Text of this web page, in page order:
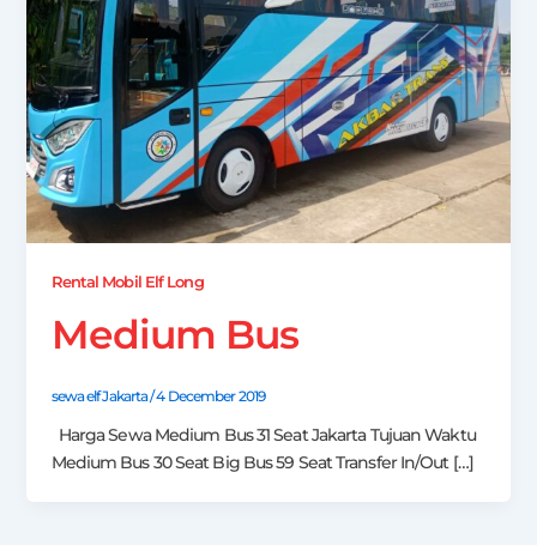
Rental Mobil Elf Long
Medium Bus
sewa elf Jakarta/4 December 2019
Harga Sewa Medium Bus 31 Seat Jakarta Tujuan Waktu
Medium Bus 30 Seat Big Bus 59 Seat Transfer In/Out […]